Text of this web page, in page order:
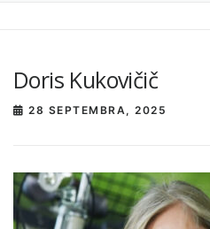
Doris Kukovičič
28 SEPTEMBRA, 2025